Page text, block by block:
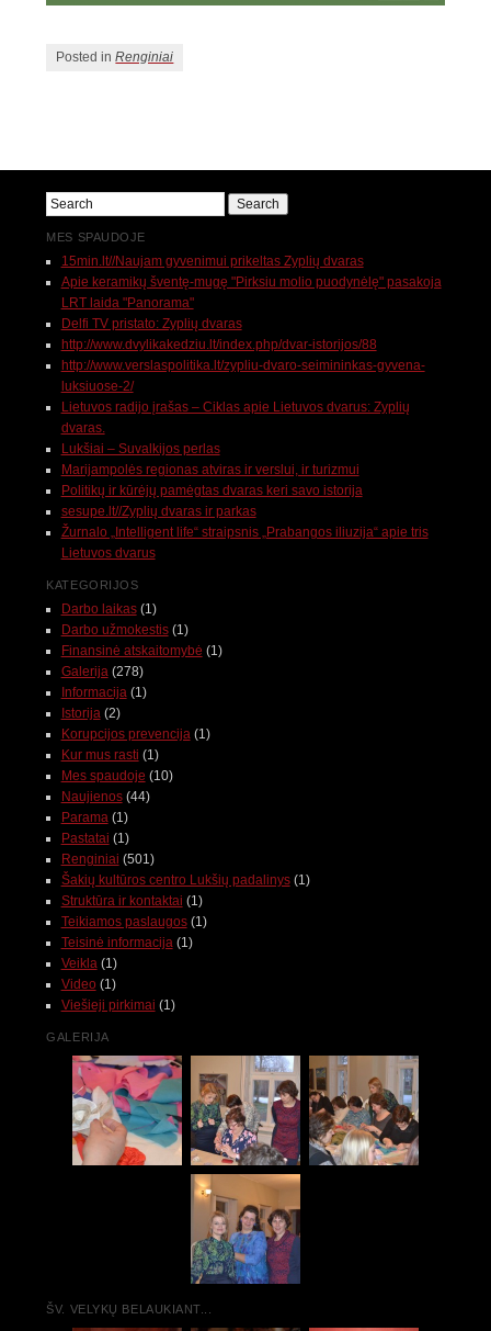
Posted inRenginiai
MES SPAUDOJE
15min.lt//Naujam gyvenimui prikeltas Zyplių dvaras
Apie keramikų šventę-mugę "Pirksiu molio puodynėlę" pasakoja
LRT laida "Panorama"
Delfi TV pristato: Zyplių dvaras
http://www.dvylikakedziu.lt/index.php/dvar-istorijos/88
http://www.verslaspolitika.lt/zypliu-dvaro-seimininkas-gyvena-
luksiuose-2/
Lietuvos radijo įrašas – Ciklas apie Lietuvos dvarus: Zyplių
dvaras.
Lukšiai – Suvalkijos perlas
Marijampolės regionas atviras ir verslui, ir turizmui
Politikų ir kūrėjų pamėgtas dvaras keri savo istorija
sesupe.lt//Zyplių dvaras ir parkas
Žurnalo „Intelligent life“ straipsnis „Prabangos iliuzija“ apie tris
Lietuvos dvarus
KATEGORIJOS
Darbo laikas(1)
Darbo užmokestis(1)
Finansinė atskaitomybė (1)
Galerija (278)
Informacija (1)
Istorija (2)
Korupcijos prevencija (1)
Kur mus rasti (1)
Mes spaudoje (10)
Naujienos(44)
Parama (1)
Pastatai (1)
Renginiai (501)
Šakių kultūros centro Lukšių padalinys(1)
Struktūra ir kontaktai (1)
Teikiamos paslaugos(1)
Teisinė informacija (1)
Veikla (1)
Video (1)
Viešieji pirkimai (1)
GALERIJA
ŠV. VELYKŲ BELAUKIANT...